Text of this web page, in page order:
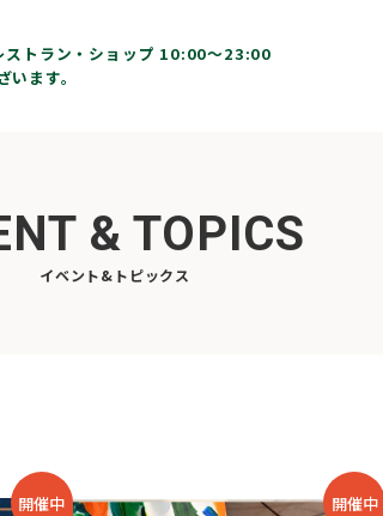
ストラン・ショップ 10:00～23:00
ます。
& TOPICS
イベント&トピックス
開催中 開催中